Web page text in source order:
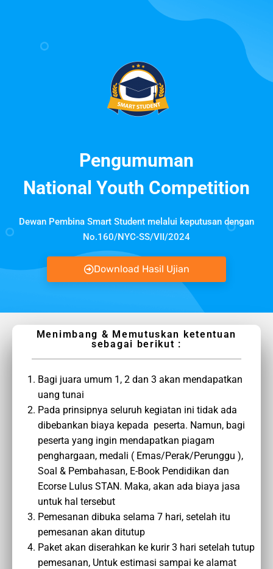
Pengumuman
National Youth Competition
Dewan Pembina Smart Student melalui keputusan dengan
No.160/NYC-SS/VII/2024
Download Hasil Ujian
Menimbang & Memutuskan ketentuan
sebagai berikut :
Bagi juara umum 1, 2 dan 3 akan mendapatkan
uang tunai
Pada prinsipnya seluruh kegiatan ini tidak ada
dibebankan biaya kepada peserta. Namun, bagi
peserta yang ingin mendapatkan piagam
penghargaan, medali ( Emas/Perak/Perunggu ),
Soal & Pembahasan, E-Book Pendidikan dan
Ecorse Lulus STAN. Maka, akan ada biaya jasa
untuk hal tersebut
Pemesanan dibuka selama 7 hari, setelah itu
pemesanan akan ditutup
Paket akan diserahkan ke kurir 3 hari setelah tutup
pemesanan, Untuk estimasi sampai ke alamat